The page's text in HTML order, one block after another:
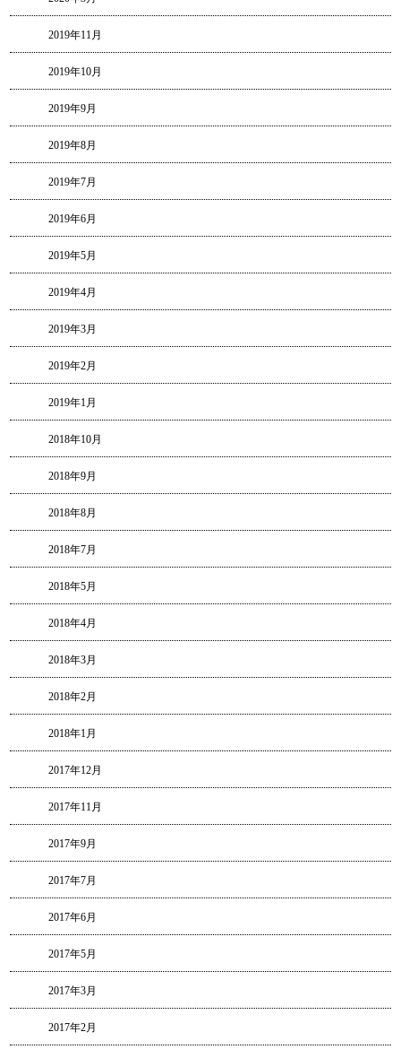
2019年11月
2019年10月
2019年9月
2019年8月
2019年7月
2019年6月
2019年5月
2019年4月
2019年3月
2019年2月
2019年1月
2018年10月
2018年9月
2018年8月
2018年7月
2018年5月
2018年4月
2018年3月
2018年2月
2018年1月
2017年12月
2017年11月
2017年9月
2017年7月
2017年6月
2017年5月
2017年3月
2017年2月